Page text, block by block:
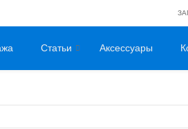
Статьи Аксессуары